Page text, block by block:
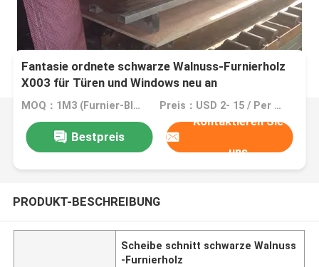
Fantasie ordnete schwarze Walnuss-Furnierholz
X003 für Türen und Windows neu an
MOQ：1M3 (Furnier-Blatt =2000 M2 0.5mm) Preis：USD 2- 15 / Per Square Meter (M2)
Bestpreis
Kontaktieren Sie
uns
PRODUKT-BESCHREIBUNG
Scheibe schnitt schwarze Walnuss
-Furnierholz